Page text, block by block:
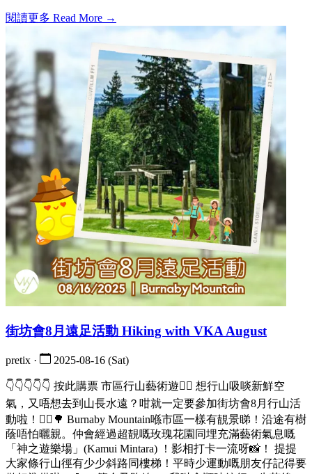
閱讀更多 Read More →
街坊會8月遠足活動 Hiking with VKA August
pretix · 2025-08-16 (Sat)
👇👇👇👇👇 按此購票 市區行山藝術遊🚶‍♀️ 想行山吸啖新鮮空
氣，又唔想去到山長水遠？咁就一定要參加街坊會8月行山活
動啦！🚶‍♀️🌳 Burnaby Mountain喺市區一樣有靚景睇！沿途有樹
蔭唔怕曬親。仲會經過超靚嘅玫瑰花園同埋充滿藝術氣息嘅
「神之遊樂場」(Kamui Mintara) ！影相打卡一流呀📸！ 提提
大家條行山徑有少少斜路同樓梯！平時少運動嘅朋友仔記得要